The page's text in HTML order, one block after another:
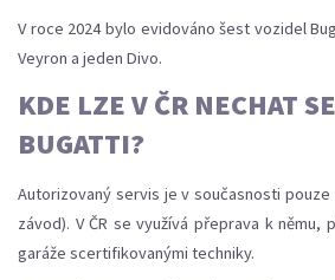
V roce 2024 bylo evidováno šest vozidel
Veyron a jeden Divo.
KDE LZE V ČR NECHAT
BUGATTI?
Autorizovaný servis je v současnosti
závod). V ČR se využívá přeprava k němu,
garáže scertifikovanými techniky.